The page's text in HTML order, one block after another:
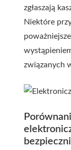
zgłaszają
Niektóre
związanych